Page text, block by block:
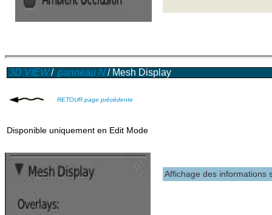
Affichage des informations
RETOUR page précédente
3D VIEW/ panneau N/ Mesh Display
Disponible uniquement en Edit Mode